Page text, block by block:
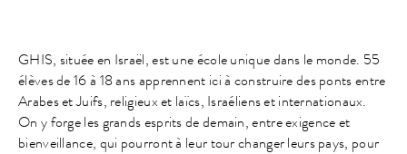
GHIS, située en Israël, est une école unique dans le monde. 55
élèves de 16 à 18 ans apprennent ici à construire des ponts entre
Arabes et Juifs, religieux et laïcs, Israéliens et internationaux.
On y forge les grands esprits de demain, entre exigence et
bienveillance, qui pourront à leur tour changer leurs pays, pour